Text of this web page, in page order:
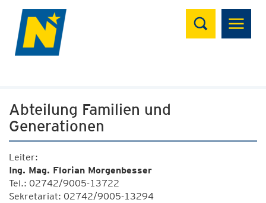
Suchen
Abteilung Familien und
Generationen
Leiter:
Ing. Mag. Florian Morgenbesser
Tel.: 02742/9005-13722
Sekretariat: 02742/9005-13294